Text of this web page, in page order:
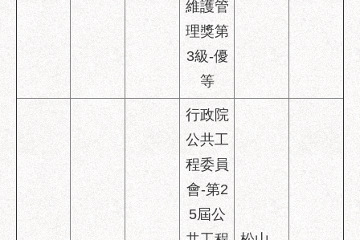
維護管
理獎第
3級-優
等
行政院
公共工
程委員
會-第2
5屆公